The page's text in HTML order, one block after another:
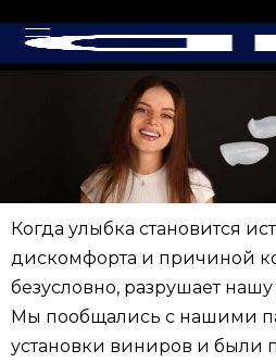
Когда улыбка становится
дискомфорта и причиной
безусловно, разрушает
Мы пообщались с нашими
установки виниров и были